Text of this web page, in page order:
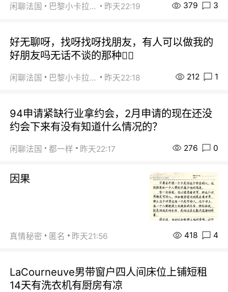
闲聊法国 巴黎小卡拉咪 昨天22:19 379 3
好无聊呀，找呀找呀找朋友，有人可以做我的
好朋友吗无话不谈的那种😮‍💨
闲聊法国 巴黎小卡拉咪 昨天22:18 212 1
94申请紧缺行业拿约会，2月申请的现在还没
约会下来有没有知道什么情况的？
闲聊法国 都一样 昨天22:17 276 0
因果
真情秘密 匿名 昨天21:56 418 4
LaCourneuve男带窗户四人间床位上铺短租
14天有洗衣机有厨房有凉